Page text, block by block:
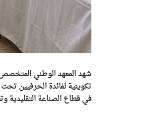
شهد المعهد الوطني المتخصص
تكوينية لفائدة الحرفيين
في قطاع الصناعة التقليدية